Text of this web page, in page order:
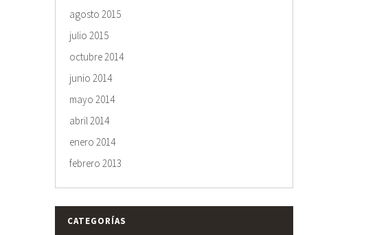
agosto 2015
julio 2015
octubre 2014
junio 2014
mayo 2014
abril 2014
enero 2014
febrero 2013
CATEGORÍAS